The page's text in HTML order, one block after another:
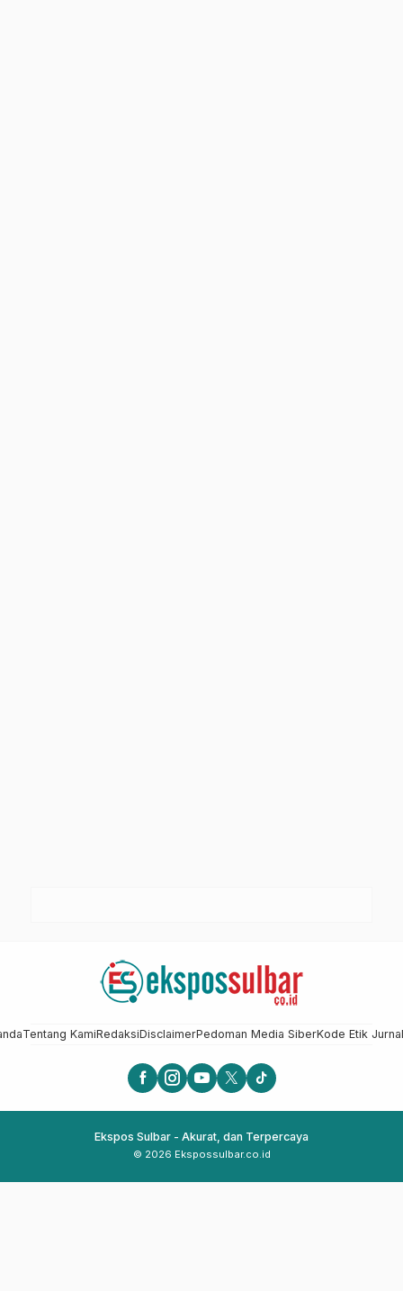
Tentang KamiRedaksiDisclaimerPedoman Media SiberKode Etik
Ekspos Sulbar - Akurat, dan Terpercaya
© 2026 Ekspossulbar.co.id